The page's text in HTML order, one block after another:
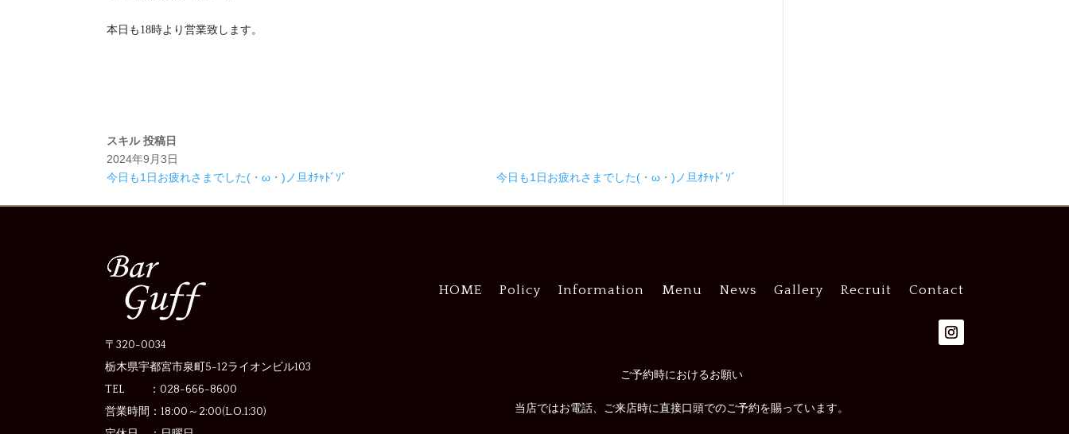
本日も18時より営業致します。
スキル 投稿日
2024年9月3日
今日も1日お疲れさまでした(・ω・)ノ旦ｵﾁｬﾄﾞｿﾞ
今日も1日お疲れさまでした(・ω・)ノ旦ｵﾁｬﾄﾞｿﾞ
〒320-0034
栃木県宇都宮市泉町5-12ライオンビル103
TEL ：028-666-8600
営業時間： 18:00～2:00(L.O.1:30)
HOME Policy Information Menu News Gallery Recruit Contact
ご予約時におけるお願い
当店ではお電話、ご来店時に直接口頭でのご予約を賜っています。